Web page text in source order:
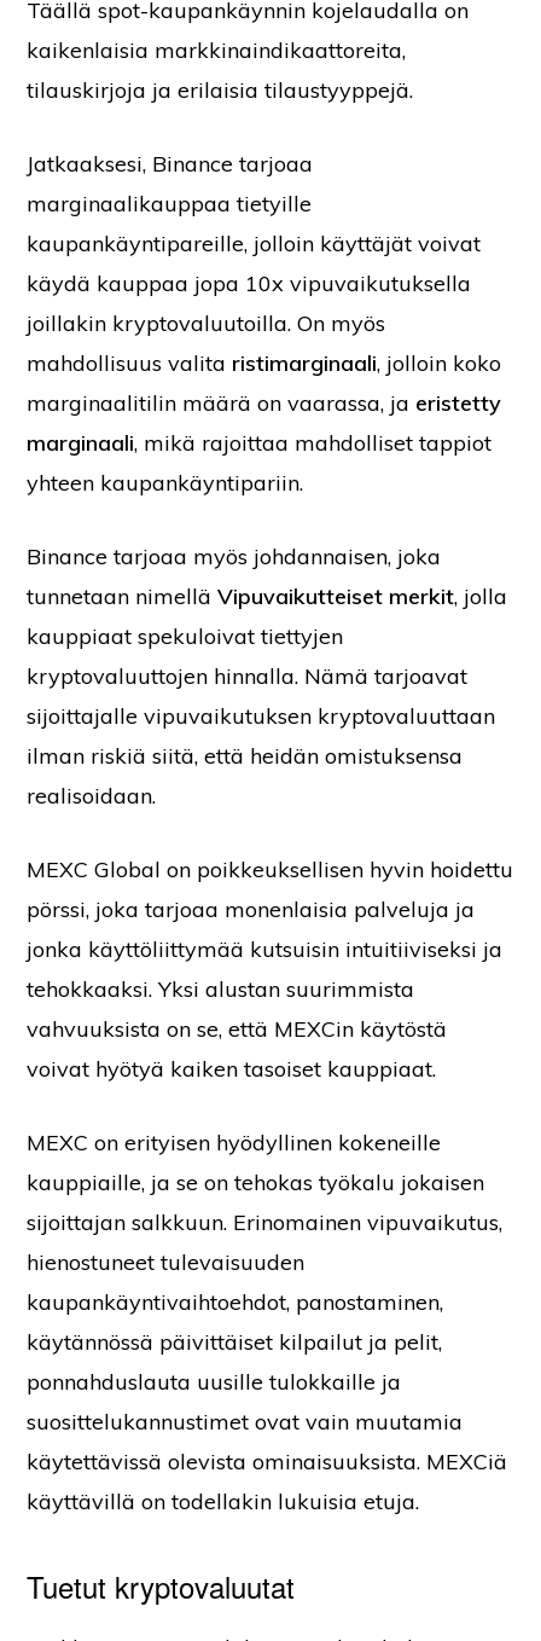
Täällä spot-kaupankäynnin kojelaudalla on
kaikenlaisia markkinaindikaattoreita,
tilauskirjoja ja erilaisia tilaustyyppejä.
Jatkaaksesi, Binance tarjoaa
marginaalikauppaa tietyille
kaupankäyntipareille, jolloin käyttäjät voivat
käydä kauppaa jopa 10x vipuvaikutuksella
joillakin kryptovaluutoilla. On myös
mahdollisuus valita ristimarginaali, jolloin koko
marginaalitilin määrä on vaarassa, ja eristetty
marginaali, mikä rajoittaa mahdolliset tappiot
yhteen kaupankäyntipariin.
Binance tarjoaa myös johdannaisen, joka
tunnetaan nimelläVipuvaikutteiset merkit, jolla
kauppiaat spekuloivat tiettyjen
kryptovaluuttojen hinnalla. Nämä tarjoavat
sijoittajalle vipuvaikutuksen kryptovaluuttaan
ilman riskiä siitä, että heidän omistuksensa
realisoidaan.
MEXC Global on poikkeuksellisen hyvin hoidettu
pörssi, joka tarjoaa monenlaisia palveluja ja
jonka käyttöliittymää kutsuisin intuitiiviseksi ja
tehokkaaksi. Yksi alustan suurimmista
vahvuuksista on se, että MEXCin käytöstä
voivat hyötyä kaiken tasoiset kauppiaat.
MEXC on erityisen hyödyllinen kokeneille
kauppiaille, ja se on tehokas työkalu jokaisen
sijoittajan salkkuun. Erinomainen vipuvaikutus,
hienostuneet tulevaisuuden
kaupankäyntivaihtoehdot, panostaminen,
käytännössä päivittäiset kilpailut ja pelit,
ponnahduslauta uusille tulokkaille ja
suosittelukannustimet ovat vain muutamia
käytettävissä olevista ominaisuuksista. MEXCiä
käyttävillä on todellakin lukuisia etuja.
Tuetut kryptovaluutat